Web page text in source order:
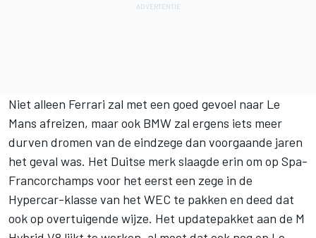
Niet alleen Ferrari zal met een goed gevoel naar Le
Mans afreizen, maar ook BMW zal ergens iets meer
durven dromen van de eindzege dan voorgaande jaren
het geval was. Het Duitse merk slaagde erin om op Spa-
Francorchamps voor het eerst een zege in de
Hypercar-klasse van het WEC te pakken en deed dat
ook op overtuigende wijze. Het updatepakket aan de M